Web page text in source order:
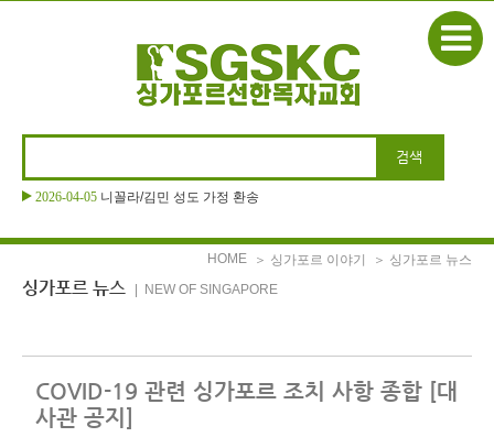
2026-04-05 니꼴라/김민 성도 가정 환송
HOME ＞ 싱가포르 이야기 ＞ 싱가포르 뉴스
싱가포르 뉴스 | NEW OF SINGAPORE
COVID-19 관련 싱가포르 조치 사항 종합 [대
사관 공지]
Sketchbook5, 스케치북5
Sketchbook5, 스케치북5